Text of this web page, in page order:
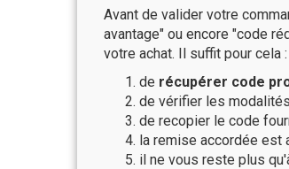
Avant de valider votre
avantage" ou encore "code
votre achat. Il suffit pour cela :
de récupérer code
de vérifier les
de recopier le code
la remise accordée est
il ne vous reste plus